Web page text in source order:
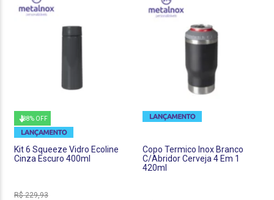
88% OFF
Kit 6 Squeeze Vidro Ecoline
Cinza Escuro 400ml
R$ 229,93
Copo Termico Inox Branco
C/Abridor Cerveja 4 Em 1
420ml